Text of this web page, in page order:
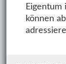
Eigentum
können